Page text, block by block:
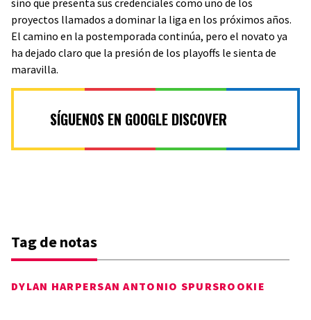
proyectos llamados a dominar la liga en los próximos años.
El camino en la postemporada continúa, pero el novato ya
ha dejado claro que la presión de los playoffs le sienta de
maravilla.
SÍGUENOS EN GOOGLE DISCOVER
Tag de notas
DYLAN HARPERSAN ANTONIO SPURSROOKIE